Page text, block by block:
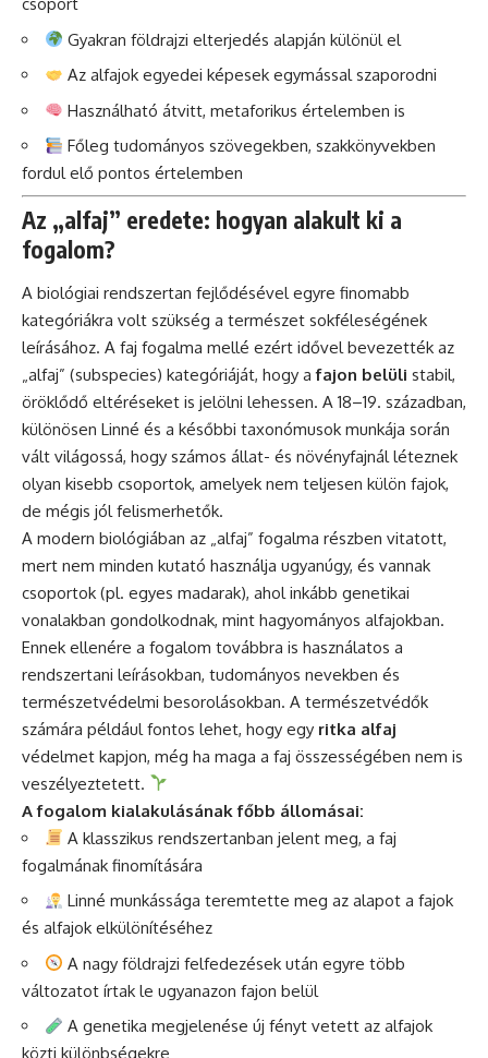
Gyakran földrajzi elterjedés alapján különül el
Az alfajok egyedei képesek egymással szaporodni
Használható átvitt, metaforikus értelemben is
Főleg tudományos szövegekben, szakkönyvekben
fordul elő pontos értelemben
Az „alfaj” eredete: hogyan alakult ki a
fogalom?
A biológiai rendszertan fejlődésével egyre finomabb
kategóriákra volt szükség a természet sokféleségének
leírásához. A faj fogalma mellé ezért idővel bevezették az
„alfaj” (subspecies) kategóriáját, hogy afajon belüli stabil,
öröklődő eltéréseket is jelölni lehessen. A 18–19. században,
különösen Linné és a későbbi taxonómusok munkája során
vált világossá, hogy számos állat- és növényfajnál léteznek
olyan kisebb csoportok, amelyek nem teljesen külön fajok,
de mégis jól felismerhetők.
A modern biológiában az „alfaj” fogalma részben vitatott,
mert nem minden kutató használja ugyanúgy, és vannak
csoportok (pl. egyes madarak), ahol inkább genetikai
vonalakban gondolkodnak, mint hagyományos alfajokban.
Ennek ellenére a fogalom továbbra is használatos a
rendszertani leírásokban, tudományos nevekben és
természetvédelmi besorolásokban. A természetvédők
számára például fontos lehet, hogy egy ritka alfaj
védelmet kapjon, még ha maga a faj összességében nem is
veszélyeztetett.
A fogalom kialakulásának főbb állomásai:
A klasszikus rendszertanban jelent meg, a faj
fogalmának finomítására
Linné munkássága teremtette meg az alapot a fajok
és alfajok elkülönítéséhez
A nagy földrajzi felfedezések után egyre több
változatot írtak le ugyanazon fajon belül
A genetika megjelenése új fényt vetett az alfajok
közti különbségekre